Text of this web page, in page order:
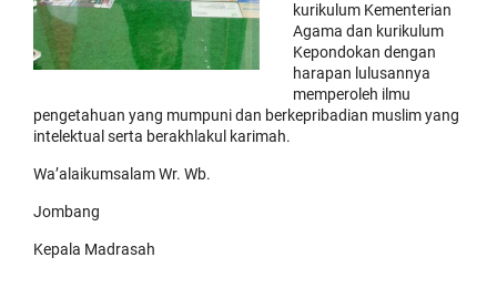
kurikulum Kementerian
Agama dan kurikulum
Kepondokan dengan
harapan lulusannya
memperoleh ilmu
pengetahuan yang mumpuni dan berkepribadian muslim yang
intelektual serta berakhlakul karimah.
Wa’alaikumsalam Wr. Wb.
Jombang
Kepala Madrasah